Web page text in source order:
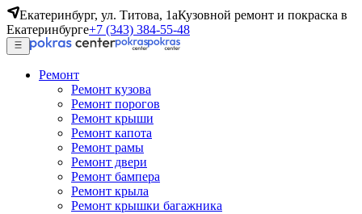
Екатеринбург, ул. Титова, 1аКузовной ремонт и покраска в
Екатеринбурге+7 (343) 384-55-48
Ремонт
Ремонт кузова
Ремонт порогов
Ремонт крыши
Ремонт капота
Ремонт рамы
Ремонт двери
Ремонт бампера
Ремонт крыла
Ремонт крышки багажника